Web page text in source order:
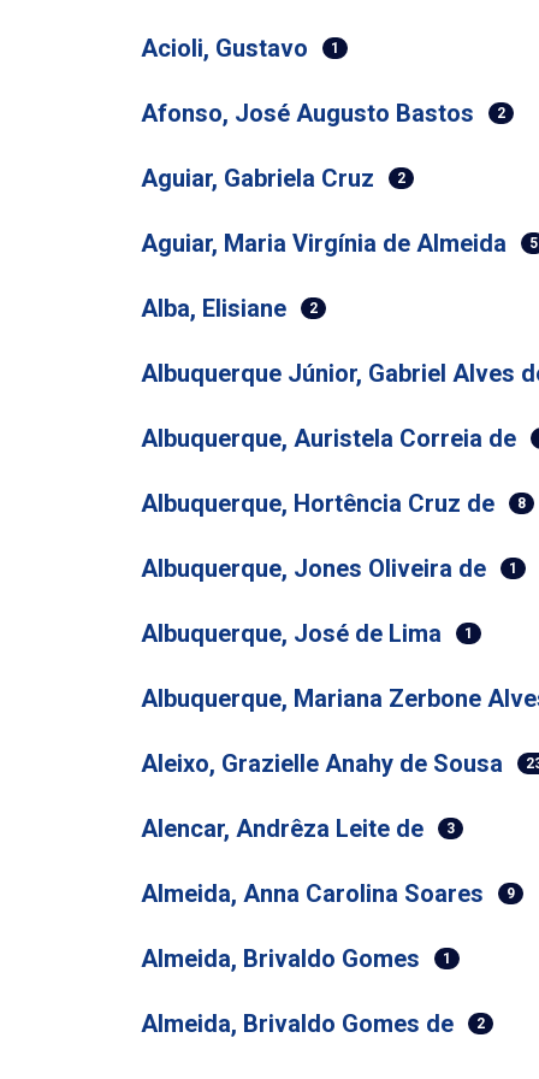
Acioli, Gustavo 1
Afonso, José Augusto Bastos 2
Aguiar, Gabriela Cruz 2
Aguiar, Maria Virgínia de Almeida 5
Alba, Elisiane 2
Albuquerque Júnior, Gabriel Alves
Albuquerque, Auristela Correia de
Albuquerque, Hortência Cruz de 8
Albuquerque, Jones Oliveira de 1
Albuquerque, José de Lima 1
Albuquerque, Mariana Zerbone
Aleixo, Grazielle Anahy de Sousa
Alencar, Andrêza Leite de 3
Almeida, Anna Carolina Soares 9
Almeida, Brivaldo Gomes 1
Almeida, Brivaldo Gomes de 2